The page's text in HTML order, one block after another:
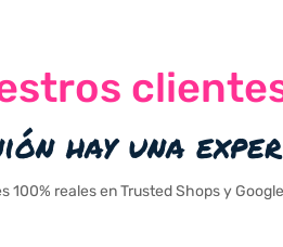
hay una
100% reales en Trusted Shops y Google